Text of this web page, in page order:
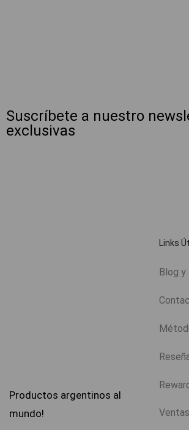
Suscríbete a nuestro
exclusivas
Productos argentinos al
mundo!
Links
Blog